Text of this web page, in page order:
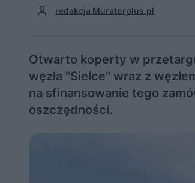
redakcja Muratorplus.pl
Otwarto koperty w
węzła "Sielce" wraz z
na sfinansowanie tego
oszczędności.